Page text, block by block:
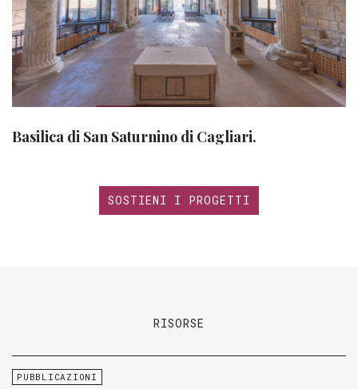
Basilica di San Saturnino di Cagliari.
SOSTIENI I PROGETTI
RISORSE
PUBBLICAZIONI